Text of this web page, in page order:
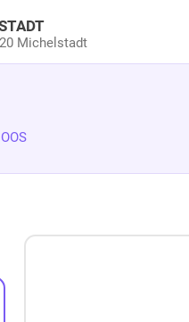
Michelstadt